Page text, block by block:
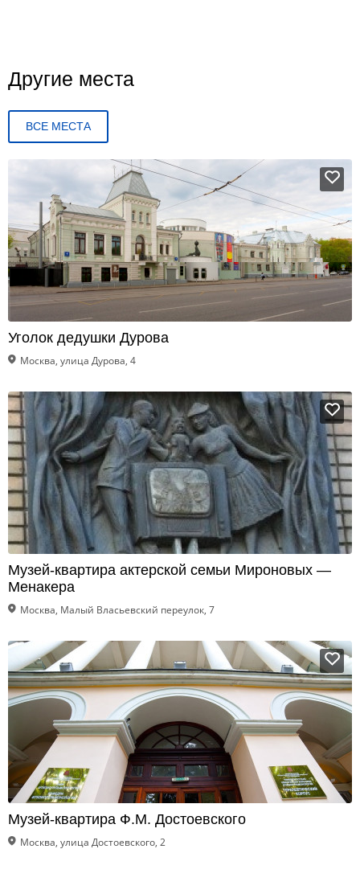
Другие места
ВСЕ МЕСТА
Уголок дедушки Дурова
Москва, улица Дурова, 4
Музей-квартира актерской семьи Мироновых —
Менакера
Москва, Малый Власьевский переулок, 7
Музей-квартира Ф.М. Достоевского
Москва, улица Достоевского, 2